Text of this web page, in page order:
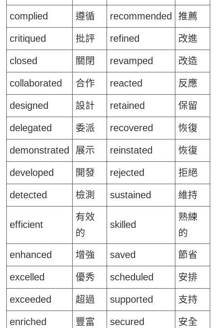
complied 遵循 recommended 推薦
critiqued 批評 refined 改進
closed 關閉 revamped 改造
collaborated 合作 reacted 反應
designed 設計 retained 保留
delegated 委派 recovered 恢復
demonstrated 展示 reinstated 恢復
developed 開發 rejected 拒絕
detected 檢測 sustained 維持
efficient
有效
的
skilled
熟練
的
enhanced 增強 saved 節省
excelled 優秀 scheduled 安排
exceeded 超過 supported 支持
enriched 豐富 secured 安全